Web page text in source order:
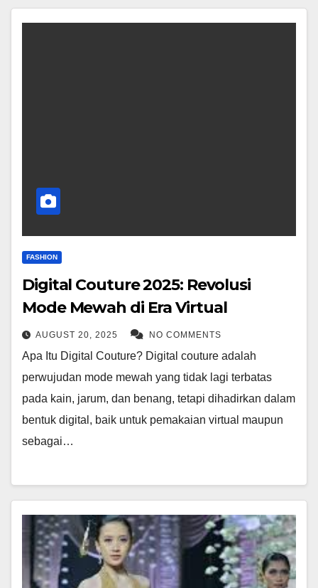
FASHION
Digital Couture 2025: Revolusi
Mode Mewah di Era Virtual
AUGUST 20, 2025 NO COMMENTS
Apa Itu Digital Couture? Digital couture adalah
perwujudan mode mewah yang tidak lagi terbatas
pada kain, jarum, dan benang, tetapi dihadirkan dalam
bentuk digital, baik untuk pemakaian virtual maupun
sebagai…